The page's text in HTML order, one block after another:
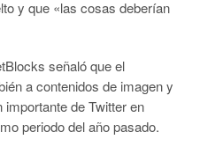
y que «las cosas deberían
señaló que el
a contenidos de imagen y
de Twitter en
periodo del año pasado.